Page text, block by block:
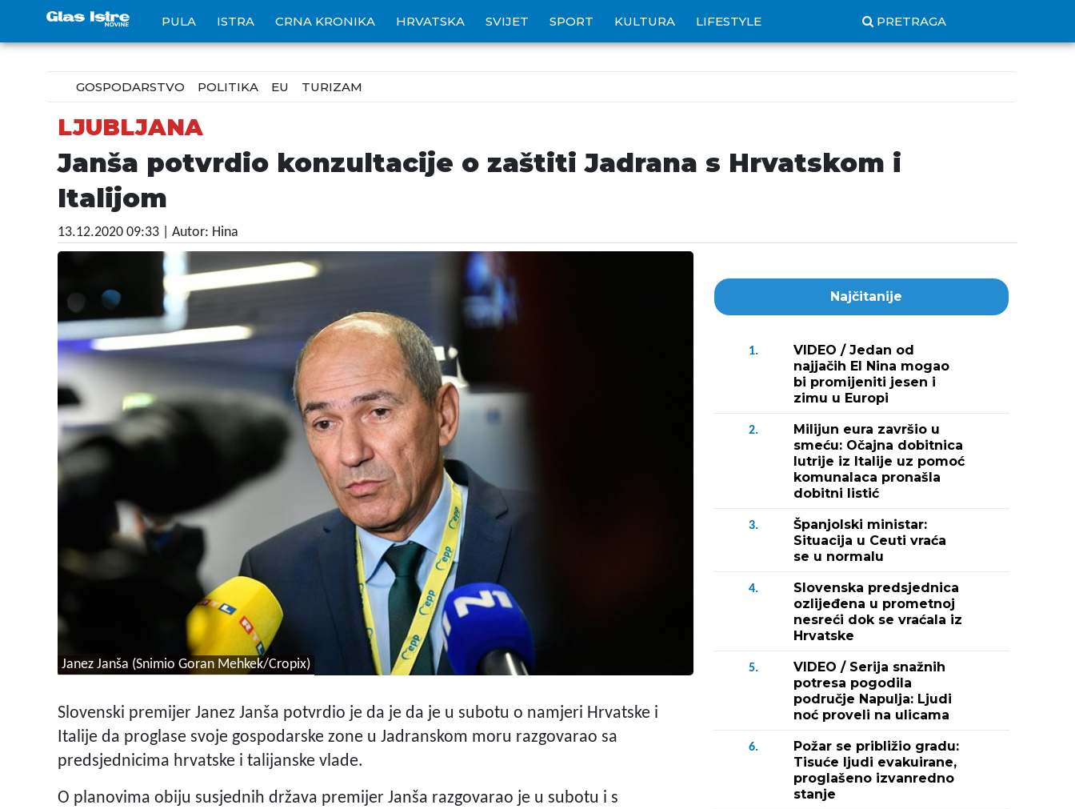
PULA ISTRA CRNA KRONIKA HRVATSKA SVIJET SPORT KULTURA LIFESTYLE PRETRAGA
GOSPODARSTVO POLITIKA EU TURIZAM
LJUBLJANA
Janša potvrdio konzultacije o zaštiti Jadrana s Hrvatskom i
Italijom
13.12.2020 09:33 | Autor: Hina
Janez Janša (Snimio Goran Mehkek/Cropix)
Slovenski premijer Janez Janša potvrdio je da je da je u subotu o namjeri Hrvatske i
Italije da proglase svoje gospodarske zone u Jadranskom moru razgovarao sa
predsjednicima hrvatske i talijanske vlade.
O planovima obiju susjednih država premijer Janša razgovarao je u subotu i s
Najčitanije
1.
VIDEO / Jedan od
najjačih El Nina mogao
bi promijeniti jesen i
zimu u Europi
2.
Milijun eura završio u
smeću: Očajna dobitnica
lutrije iz Italije uz pomoć
komunalaca pronašla
dobitni listić
3.
Španjolski ministar:
Situacija u Ceuti vraća
se u normalu
4.
Slovenska predsjednica
ozlijeđena u prometnoj
nesreći dok se vraćala iz
Hrvatske
5.
VIDEO / Serija snažnih
potresa pogodila
područje Napulja: Ljudi
noć proveli na ulicama
6.
Požar se približio gradu:
Tisuće ljudi evakuirane,
proglašeno izvanredno
stanje